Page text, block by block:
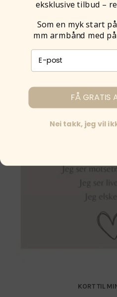
KORT TIL
eksklusive tilbud –
Som en myk start
mm armbånd med
E-post påmelding
FÅ GRATIS
Nei takk, jeg vil